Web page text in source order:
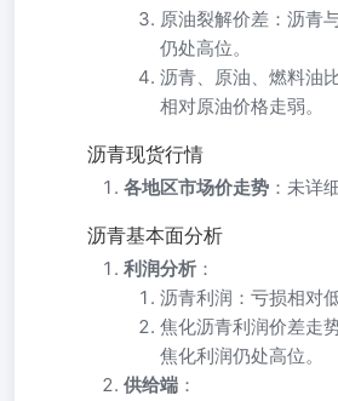
原油裂解价差：沥青
仍处高位。
沥青、原油、燃料油
相对原油价格走弱。
沥青现货行情
各地区市场价走势 ：未详
沥青基本面分析
利润分析 ：
沥青利润：亏损相对低
焦化沥青利润价差走
焦化利润仍处高位。
供给端 ：